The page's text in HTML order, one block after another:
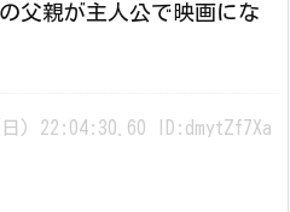
父親が主人公で映画にな
) 22:04:30.60 ID:dmytZf7Xa